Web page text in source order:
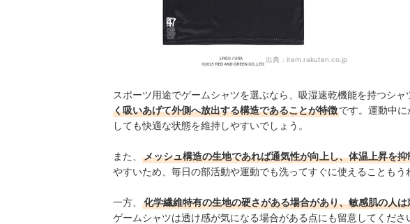
出典： item.rakuten.co.jp
スポーツ用途でゲームシャツを選ぶなら、吸湿速乾機能を持つシャ
く吸いあげて外側へ放出する構造であることが特徴です。運動中
しても快適な状態を維持しやすいでしょう。
また、 メッシュ構造の生地であれば通気性が向上し、体温上昇を抑
やすいため、毎日の部活動や運動でも洗ってすぐに使えることもう
一方、 化学繊維特有の生地の硬さがある場合があり、敏感肌の人
ゲームシャツは透け感が気になる場合がある点にも留意してくださ